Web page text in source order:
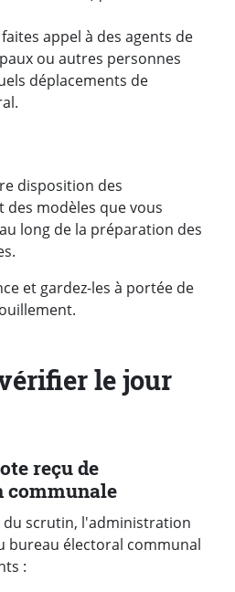
appel à des agents de
ou autres personnes
déplacements de
disposition des
modèles que vous
long de la préparation des
et gardez-les à portée de
le jour
reçu de
scrutin, l'administration
bureau électoral communal
: